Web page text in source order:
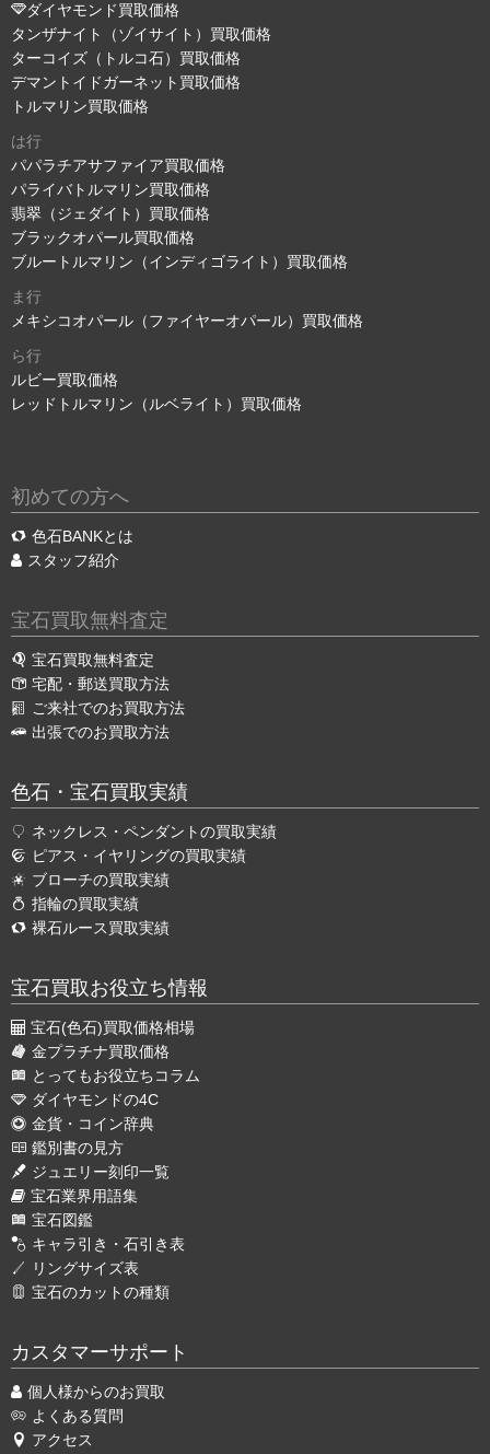
ダイヤモンド買取価格
タンザナイト（ゾイサイト）買取価格
ターコイズ（トルコ石）買取価格
デマントイドガーネット買取価格
トルマリン買取価格
は行
パパラチアサファイア買取価格
パライバトルマリン買取価格
翡翠（ジェダイト）買取価格
ブラックオパール買取価格
ブルートルマリン（インディゴライト）買取価格
ま行
メキシコオパール（ファイヤーオパール）買取価格
ら行
ルビー買取価格
レッドトルマリン（ルベライト）買取価格
初めての方へ
色石BANKとは
スタッフ紹介
宝石買取無料査定
宝石買取無料査定
宅配・郵送買取方法
ご来社でのお買取方法
出張でのお買取方法
色石・宝石買取実績
ネックレス・ペンダントの買取実績
ピアス・イヤリングの買取実績
ブローチの買取実績
指輪の買取実績
裸石ルース買取実績
宝石買取お役立ち情報
宝石(色石)買取価格相場
金プラチナ買取価格
とってもお役立ちコラム
ダイヤモンドの4C
金貨・コイン辞典
鑑別書の見方
ジュエリー刻印一覧
宝石業界用語集
宝石図鑑
キャラ引き・石引き表
リングサイズ表
宝石のカットの種類
カスタマーサポート
個人様からのお買取
よくある質問
アクセス